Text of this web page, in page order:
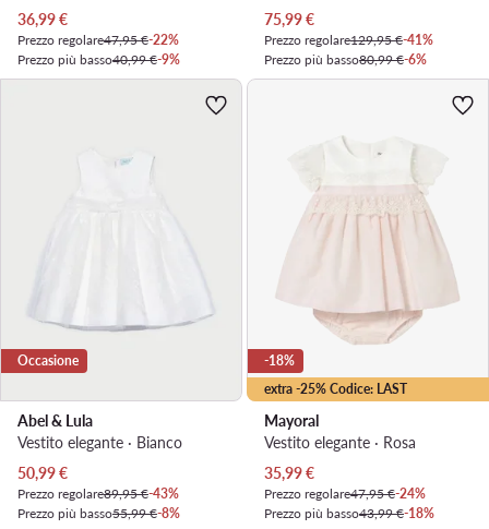
Prezzo attuale
36,99€
Prezzo regolare47,95 €-22%
Prezzo più basso40,99 €-9%
Prezzo attuale
75,99€
Prezzo regolare129,95 €-41%
Prezzo più basso80,99 €-6%
Occasione
Abel & Lula
Vestito elegante · Bianco
Prezzo attuale
50,99€
Prezzo regolare89,95 €-43%
Prezzo più basso55,99 €-8%
extra -25% Codice: LAST
-18%
Mayoral
Vestito elegante · Rosa
Prezzo attuale
35,99€
Prezzo regolare47,95 €-24%
Prezzo più basso43,99 €-18%